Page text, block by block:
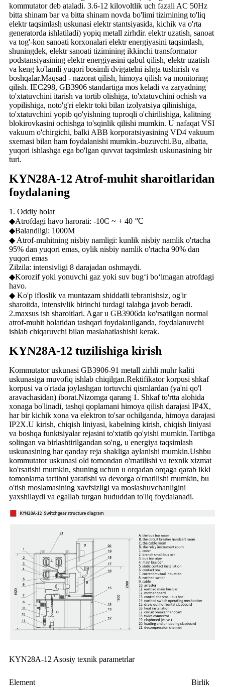
kommutator deb ataladi. 3.6-12 kilovoltlik uch fazali AC 50Hz
bitta shinam bar va bitta shinam novda bo'limi tizimining to'liq
elektr taqsimlash uskunasi elektr stantsiyasida, kichik va o'rta
generatorda ishlatiladi) yopiq metall zirhdir. elektr uzatish, sanoat
va tog'-kon sanoati korxonalari elektr energiyasini taqsimlash,
shuningdek, elektr sanoati tizimining ikkinchi transformator
podstansiyasining elektr energiyasini qabul qilish, elektr uzatish
va keng ko'lamli yuqori bosimli dvigatelni ishga tushirish va
boshqalar.Maqsad - nazorat qilish, himoya qilish va monitoring
qilish. IEC298, GB3906 standartiga mos keladi va zaryadning
to'xtatuvchini itarish va tortib olishiga, to'xtatuvchini ochish va
yopilishiga, noto'g'ri elektr toki bilan izolyatsiya qilinishiga,
to'xtatuvchini yopib qo'yishning tuproqli o'chirilishiga, kalitning
blokirovkasini ochishga to'sqinlik qilishi mumkin. U nafaqat VSI
vakuum o'chirgichi, balki ABB korporatsiyasining VD4 vakuum
sxemasi bilan ham foydalanishi mumkin.-buzuvchi.Bu, albatta,
yuqori ishlashga ega bo'lgan quvvat taqsimlash uskunasining bir
turi.
KYN28A-12 Atrof-muhit sharoitlaridan
foydalaning
1. Oddiy holat
◆Atrofdagi havo harorati: -10C ~ + 40 ℃
◆Balandligi: 1000M
◆ Atrof-muhitning nisbiy namligi: kunlik nisbiy namlik o'rtacha
95% dan yuqori emas, oylik nisbiy namlik o'rtacha 90% dan
yuqori emas
Zilzila: intensivligi 8 darajadan oshmaydi.
◆Korozif yoki yonuvchi gaz yoki suv bugʻi boʻlmagan atrofdagi
havo.
◆ Ko'p ifloslik va muntazam shiddatli tebranishsiz, og'ir
sharoitda, intensivlik birinchi turdagi talabga javob beradi.
2.maxsus ish sharoitlari. Agar u GB3906da ko'rsatilgan normal
atrof-muhit holatidan tashqari foydalanilganda, foydalanuvchi
ishlab chiqaruvchi bilan maslahatlashishi kerak.
KYN28A-12 tuzilishiga kirish
Kommutator uskunasi GB3906-91 metall zirhli muhr kaliti
uskunasiga muvofiq ishlab chiqilgan.Rektifikator korpusi shkaf
korpusi va o'rtada joylashgan tortuvchi qismlardan (ya'ni qo'l
aravachasidan) iborat.Nizomga qarang 1. Shkaf to'rtta alohida
xonaga bo'linadi, tashqi qoplamani himoya qilish darajasi IP4X,
har bir kichik xona va elektron to'sar ochilganda, himoya darajasi
IP2X.U kirish, chiqish liniyasi, kabelning kirish, chiqish liniyasi
va boshqa funktsiyalar rejasini to'xtatib qo'yishi mumkin.Tartibga
solingan va birlashtirilgandan so'ng, u energiya taqsimlash
uskunasining har qanday reja shakliga aylanishi mumkin.Ushbu
kommutator uskunasi old tomondan o'rnatilishi va texnik xizmat
ko'rsatishi mumkin, shuning uchun u orqadan orqaga qarab ikki
tomonlama tartibni yaratishi va devorga o'rnatilishi mumkin, bu
o'tish moslamasining xavfsizligi va moslashuvchanligini
yaxshilaydi va egallab turgan hududdan to'liq foydalanadi.
KYN28A-12 Asosiy texnik parametrlar
Element Birlik